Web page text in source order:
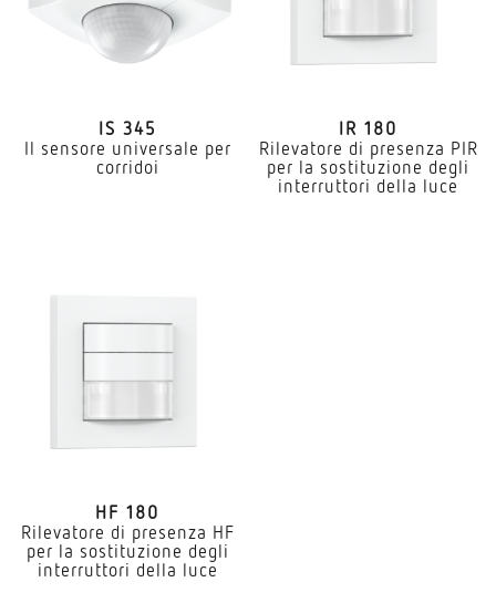
IS 345
Il sensore universale per
corridoi
IR 180
Rilevatore di presenza PIR
per la sostituzione degli
interruttori della luce
HF 180
Rilevatore di presenza HF
per la sostituzione degli
interruttori della luce